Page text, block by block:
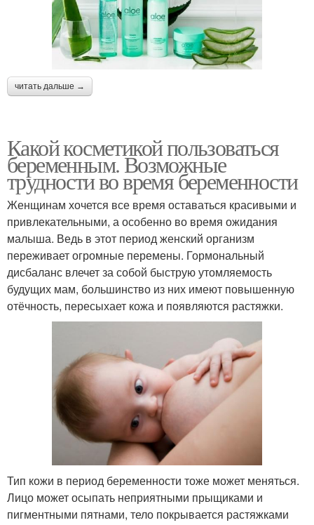
читать дальше →
Какой косметикой пользоваться
беременным. Возможные
трудности во время беременности
Женщинам хочется все время оставаться красивыми и
привлекательными, а особенно во время ожидания
малыша. Ведь в этот период женский организм
переживает огромные перемены. Гормональный
дисбаланс влечет за собой быструю утомляемость
будущих мам, большинство из них имеют повышенную
отёчность, пересыхает кожа и появляются растяжки.
Тип кожи в период беременности тоже может меняться.
Лицо может осыпать неприятными прыщиками и
пигментными пятнами, тело покрывается растяжками